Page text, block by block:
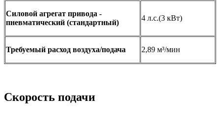
Силовой агрегат привода -
пневматический (стандартный)
4 л.с.(3 кВт)
Требуемый расход воздуха/подача 2,89 м³/мин
Скорость подачи